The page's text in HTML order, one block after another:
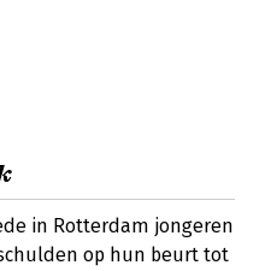
in Rotterdam jongeren
op hun beurt tot